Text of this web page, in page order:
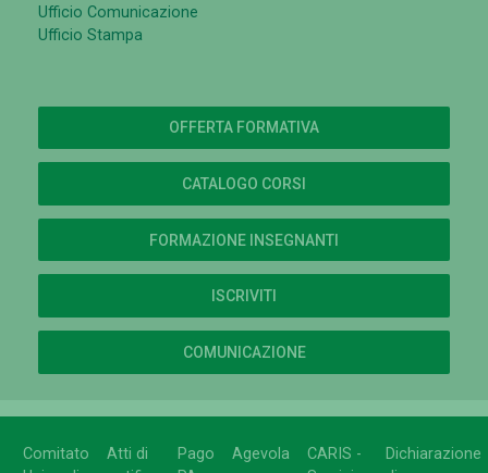
Ufficio Comunicazione
Ufficio Stampa
OFFERTA FORMATIVA
CATALOGO CORSI
FORMAZIONE INSEGNANTI
ISCRIVITI
COMUNICAZIONE
Comitato
Atti di
Pago
Agevola
CARIS -
Dichiarazione